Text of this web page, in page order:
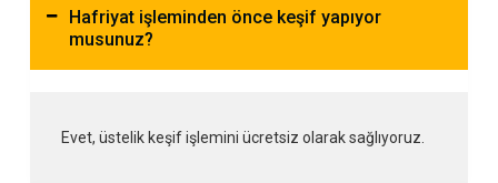
Hafriyat işleminden önce keşif yapıyor
musunuz?
Evet, üstelik keşif işlemini ücretsiz olarak sağlıyoruz.